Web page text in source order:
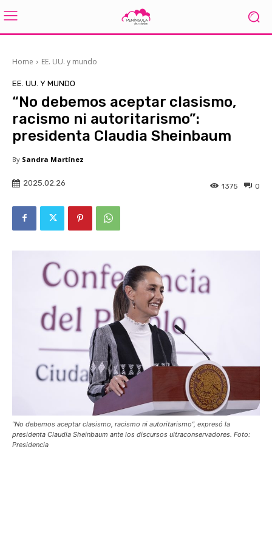
Home EE. UU. y mundo
EE. UU. Y MUNDO
“No debemos aceptar clasismo,
racismo ni autoritarismo”:
presidenta Claudia Sheinbaum
By Sandra Martínez
2025.02.26 0
1375
“No debemos aceptar clasismo, racismo ni autoritarismo”, expresó la
presidenta Claudia Sheinbaum ante los discursos ultraconservadores. Foto:
Presidencia